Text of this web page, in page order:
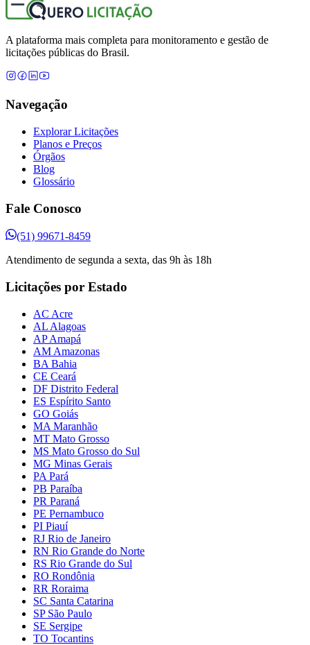
A plataforma mais completa para monitoramento e gestão de
licitações públicas do Brasil.
Navegação
Explorar Licitações
Planos e Preços
Órgãos
Blog
Glossário
Fale Conosco
(51) 99671-8459
Atendimento de segunda a sexta, das 9h às 18h
Licitações por Estado
AC Acre
AL Alagoas
AP Amapá
AM Amazonas
BA Bahia
CE Ceará
DF Distrito Federal
ES Espírito Santo
GO Goiás
MA Maranhão
MT Mato Grosso
MS Mato Grosso do Sul
MG Minas Gerais
PA Pará
PB Paraíba
PR Paraná
PE Pernambuco
PI Piauí
RJ Rio de Janeiro
RN Rio Grande do Norte
RS Rio Grande do Sul
RO Rondônia
RR Roraima
SC Santa Catarina
SP São Paulo
SE Sergipe
TO Tocantins